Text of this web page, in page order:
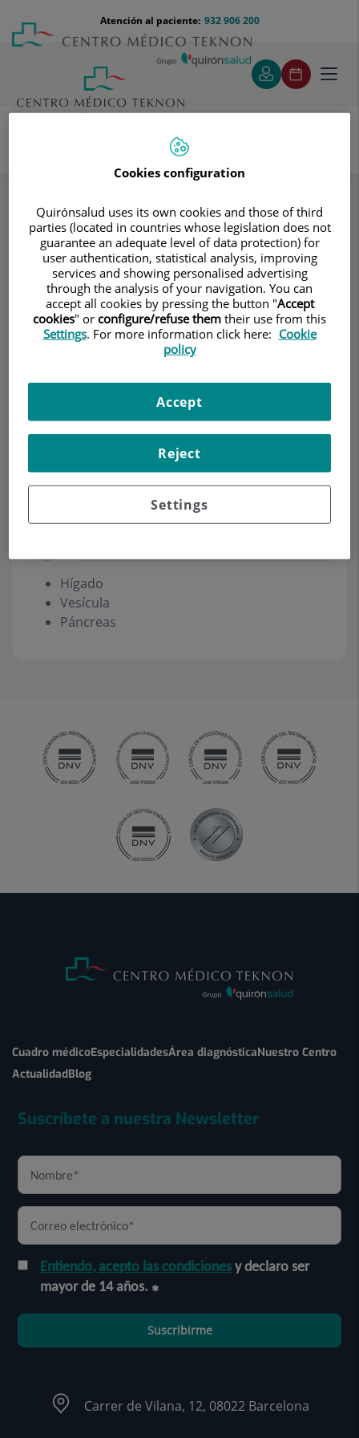
contenido
Menú
teléfono
cabecera
932 906 200
Atención al paciente:
Especialidades
Centro Laparoscópico Dr. Ballesta
Consultorio
Centro
Laparoscópico Dr.
Ballesta
Pedir cita
Hígado
Vesícula
Páncreas
Cuadro médicoEspecialidadesÁrea diagnósticaNuestro Centro
ActualidadBlog
Suscríbete a nuestra Newsletter
Entiendo, acepto las condicionesy declaro ser
mayor de 14 años.
Suscribirme
Carrer de Vilana, 12, 08022 Barcelona
Cookies configuration
Quirónsalud uses its own cookies and those of third
parties (located in countries whose legislation does not
guarantee an adequate level of data protection) for
user authentication, statistical analysis, improving
services and showing personalised advertising
through the analysis of your navigation. You can
accept all cookies by pressing the button "Accept
cookies" or configure/refuse them their use from this
Settings. For more information click here: Cookie
policy
Settings
Reject
Accept